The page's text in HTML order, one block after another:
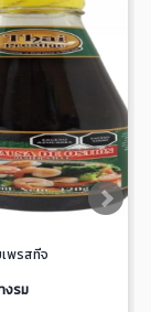
พรสทีจ
งรม